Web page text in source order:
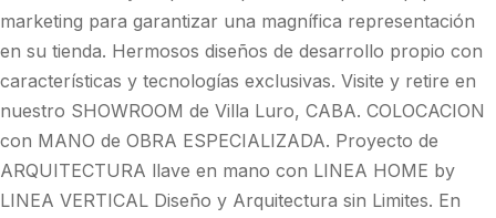
marketing para garantizar una magnífica representación
en su tienda. Hermosos diseños de desarrollo propio con
características y tecnologías exclusivas. Visite y retire en
nuestro SHOWROOM de Villa Luro, CABA. COLOCACION
con MANO de OBRA ESPECIALIZADA. Proyecto de
ARQUITECTURA llave en mano con LINEA HOME by
LINEA VERTICAL Diseño y Arquitectura sin Limites. En